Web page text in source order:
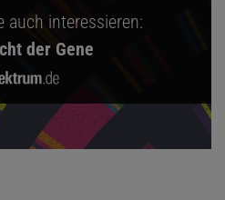
auch interessieren:
der Gene